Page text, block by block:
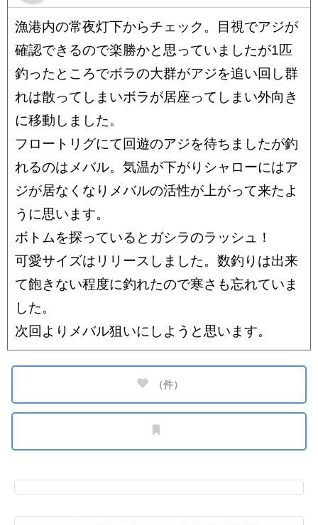
漁港内の常夜灯下からチェック。目視でアジが
確認できるので楽勝かと思っていましたが1匹
釣ったところでボラの大群がアジを追い回し群
れは散ってしまいボラが居座ってしまい外向き
に移動しました。
フロートリグにて回遊のアジを待ちましたが釣
れるのはメバル。気温が下がりシャローにはア
ジが居なくなりメバルの活性が上がって来たよ
うに思います。
ボトムを探っているとガシラのラッシュ！
可愛サイズはリリースしました。数釣りは出来
て飽きない程度に釣れたので寒さも忘れていま
した。
次回よりメバル狙いにしようと思います。
（件）